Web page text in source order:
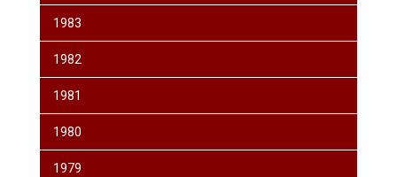
1983
1982
1981
1980
1979